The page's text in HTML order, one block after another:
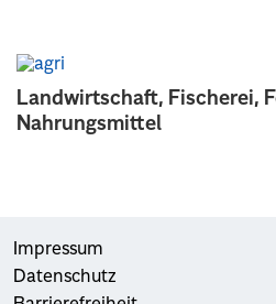
Landwirtschaft, Fischerei,
Nahrungsmittel
Impressum
Datenschutz